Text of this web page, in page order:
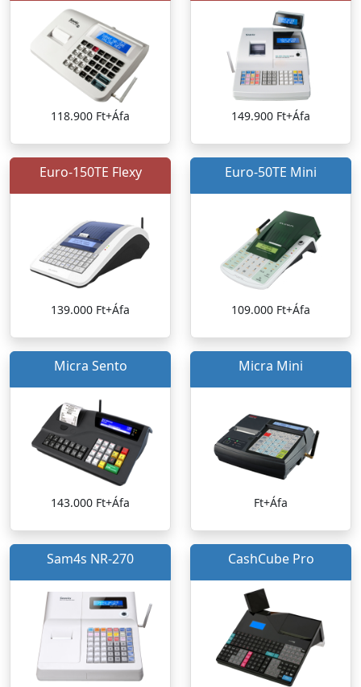
118.900 Ft+Áfa 149.900 Ft+Áfa
Euro-150TE Flexy
139.000 Ft+Áfa
Euro-50TE Mini
109.000 Ft+Áfa
Micra Sento
143.000 Ft+Áfa
Micra Mini
Ft+Áfa
Sam4s NR-270 CashCube Pro